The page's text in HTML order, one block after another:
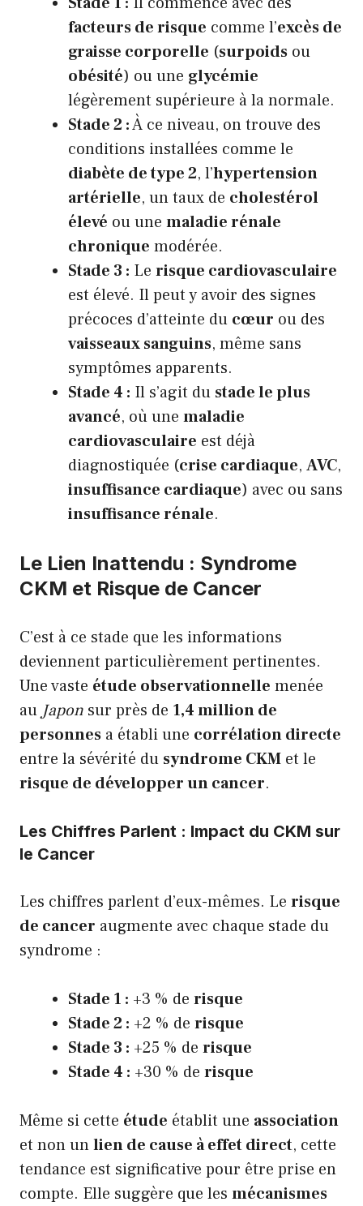
facteurs de risque comme l’excès de
graisse corporelle (surpoids ou
obésité) ou une glycémie
légèrement supérieure à la normale.
Stade 2 :À ce niveau, on trouve des
conditions installées comme le
diabète de type 2, l’hypertension
artérielle, un taux de cholestérol
élevé ou une maladie rénale
chronique modérée.
Stade 3 : Le risque cardiovasculaire
est élevé. Il peut y avoir des signes
précoces d’atteinte du cœur ou des
vaisseaux sanguins, même sans
symptômes apparents.
Stade 4 : Il s’agit du stade le plus
avancé, où une maladie
cardiovasculaire est déjà
diagnostiquée (crise cardiaque, AVC,
insuffisance cardiaque) avec ou sans
insuffisance rénale.
Le Lien Inattendu : Syndrome
CKM et Risque de Cancer
C’est à ce stade que les informations
deviennent particulièrement pertinentes.
Une vaste étude observationnelle menée
au Japon sur près de 1,4 million de
personnes a établi une corrélation directe
entre la sévérité du syndrome CKM et le
risque de développer un cancer.
Les Chiffres Parlent : Impact du CKM sur
le Cancer
Les chiffres parlent d’eux-mêmes. Le risque
de cancer augmente avec chaque stade du
syndrome :
Stade 1 : +3 % de risque
Stade 2 : +2 % de risque
Stade 3 : +25 % de risque
Stade 4 : +30 % de risque
Même si cette étude établit une association
et non unlien de cause à effet direct, cette
tendance est significative pour être prise en
compte. Elle suggère que les mécanismes